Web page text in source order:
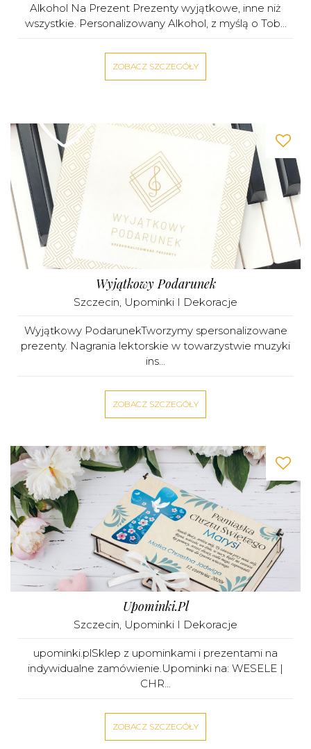
Alkohol Na Prezent Prezenty wyjątkowe, inne niż
wszystkie. Personalizowany Alkohol, z myślą o Tob...
ZOBACZ SZCZEGÓŁY
Wyjątkowy Podarunek
Szczecin, Upominki I Dekoracje
Wyjątkowy PodarunekTworzymy spersonalizowane
prezenty. Nagrania lektorskie w towarzystwie muzyki
ins...
ZOBACZ SZCZEGÓŁY
Upominki.pl
Szczecin, Upominki I Dekoracje
upominki.plSklep z upominkami i prezentami na
indywidualne zamówienie.Upominki na: WESELE |
CHR...
ZOBACZ SZCZEGÓŁY